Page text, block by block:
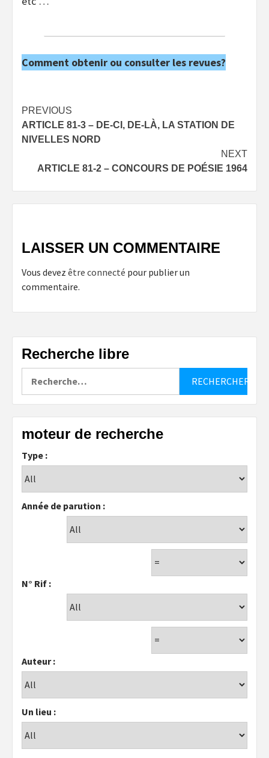
Comment obtenir ou consulter les revues?
Post
navigation
PREVIOUS
ARTICLE 81-3 – DE-CI, DE-LÀ, LA STATION DE
NIVELLES NORD
NEXT
ARTICLE 81-2 – CONCOURS DE POÉSIE 1964
LAISSER UN COMMENTAIRE
Vous devez être connecté pour publier un
commentaire.
Recherche libre
moteur de recherche
Type :
Année de parution :
N° Rif :
Auteur :
Un lieu :